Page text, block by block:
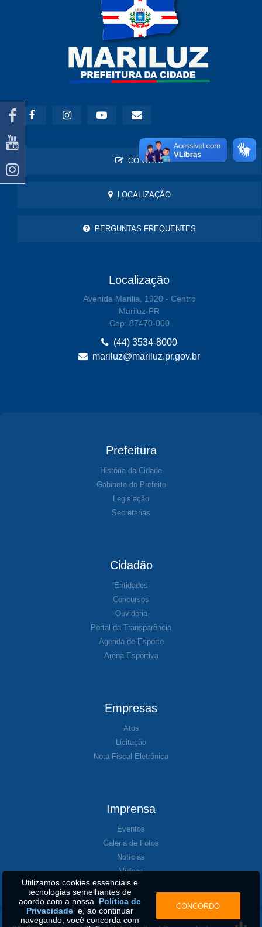
CONTATO
LOCALIZAÇÃO
PERGUNTAS FREQUENTES
Localização
Avenida Marilia, 1920 - Centro
Mariluz-PR
Cep: 87470-000
(44) 3534-8000
mariluz@mariluz.pr.gov.br
Prefeitura
História da Cidade
Gabinete do Prefeito
Legislação
Secretarias
Cidadão
Entidades
Concursos
Ouvidoria
Portal da Transparência
Agenda de Esporte
Arena Esportiva
Empresas
Atos
Licitação
Nota Fiscal Eletrônica
Imprensa
Eventos
Galeria de Fotos
Notícias
Vídeos
Utilizamos cookies essenciais e
tecnologias semelhantes de
acordo com a nossa Política de
Privacidadee, ao continuar
navegando, você concorda com
CONCORDO